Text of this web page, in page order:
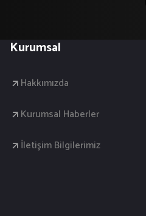
Kurumsal
Hakkımızda
Kurumsal Haberler
İletişim Bilgilerimiz